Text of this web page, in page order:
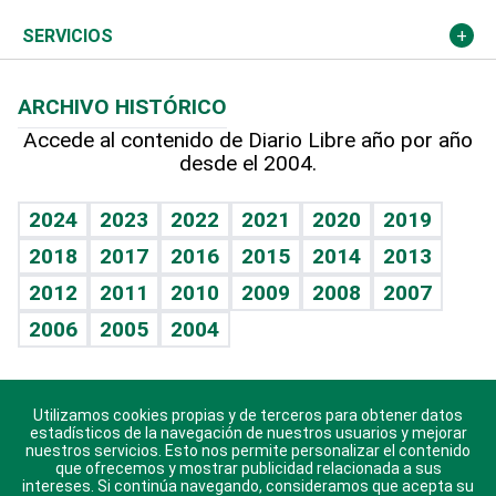
Resto del mundo
Economía personal
Podcast Arte Libre
Hablando con el pediatra
Vida y familia
Eñe
Celebrando la vida
Sin complejos
En pocas palabras
Escuchando al corazón
Economía Personal
Más deportes
BRV
TBT Deportivo
El Espía
Columnistas
Más firmas
Cambio climático
Opinión
Hecho en casa
Guía del dinero
SERVICIOS
Cumpleaños
Horóscopos
Juegos
ARCHIVO HISTÓRICO
Accede al contenido de Diario Libre año por año
desde el 2004.
2024 2023 2022 2021 2020
2019
2018
2017 2016 2015 2014
2013
2012
2011 2010 2009 2008
2007
2006
2005 2004
Descarga nuestras aplicaciones para Android, iOS y
sistema Huawei.
Utilizamos cookies propias y de terceros para obtener datos
estadísticos de la navegación de nuestros usuarios y mejorar
nuestros servicios. Esto nos permite personalizar el contenido
que ofrecemos y mostrar publicidad relacionada a sus
intereses. Si continúa navegando, consideramos que acepta su